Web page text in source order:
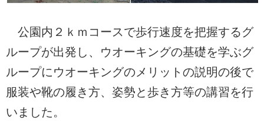
公園内２ｋｍコースで歩行速度を把握するグ
ループが出発し、ウオーキングの基礎を学ぶグ
ループにウオーキングのメリットの説明の後で
服装や靴の履き方、姿勢と歩き方等の講習を行
いました。